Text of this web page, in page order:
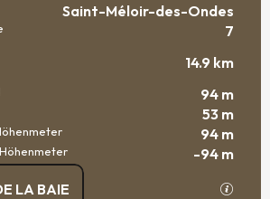
INFORMATIONEN
Saint-Méloir-des-Ondes
7
14.9 km
94 m
53 m
94 m
-94 m
LA BAIE Mit